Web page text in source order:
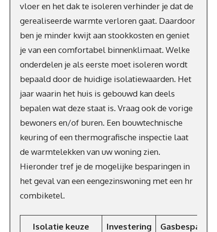
vloer en het dak te isoleren verhinder je dat de
gerealiseerde warmte verloren gaat. Daardoor
ben je minder kwijt aan stookkosten en geniet
je van een comfortabel binnenklimaat. Welke
onderdelen je als eerste moet isoleren wordt
bepaald door de huidige isolatiewaarden. Het
jaar waarin het huis is gebouwd kan deels
bepalen wat deze staat is. Vraag ook de vorige
bewoners en/of buren. Een bouwtechnische
keuring of een thermografische inspectie laat
de warmtelekken van uw woning zien.
Hieronder tref je de mogelijke besparingen in
het geval van een eengezinswoning met een hr
combiketel.
Isolatie keuze Investering Gasbesparing